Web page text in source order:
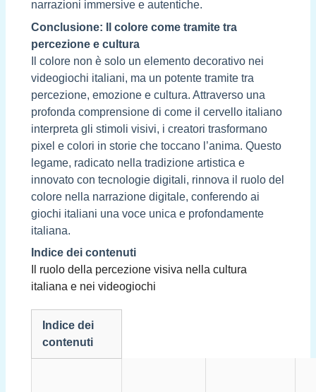
narrazioni immersive e autentiche.
Conclusione: Il colore come tramite tra
percezione e cultura
Il colore non è solo un elemento decorativo nei
videogiochi italiani, ma un potente tramite tra
percezione, emozione e cultura. Attraverso una
profonda comprensione di come il cervello italiano
interpreta gli stimoli visivi, i creatori trasformano
pixel e colori in storie che toccano l’anima. Questo
legame, radicato nella tradizione artistica e
innovato con tecnologie digitali, rinnova il ruolo del
colore nella narrazione digitale, conferendo ai
giochi italiani una voce unica e profondamente
italiana.
Indice dei contenuti
Il ruolo della percezione visiva nella cultura
italiana e nei videogiochi
Indice dei
contenuti